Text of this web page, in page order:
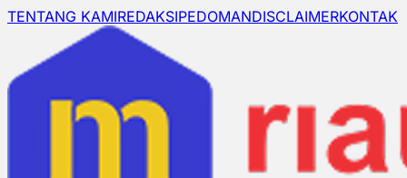
TENTANG KAMIREDAKSIPEDOMANDISCLAIMERKONTAK